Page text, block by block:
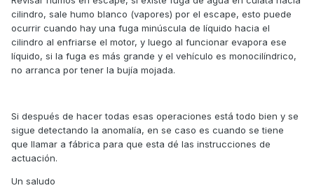
cilindro, sale humo blanco (vapores) por el escape, esto puede
ocurrir cuando hay una fuga minúscula de líquido hacia el
cilindro al enfriarse el motor, y luego al funcionar evapora ese
líquido, si la fuga es más grande y el vehículo es monocilíndrico,
no arranca por tener la bujía mojada.
Si después de hacer todas esas operaciones está todo bien y se
sigue detectando la anomalía, en se caso es cuando se tiene
que llamar a fábrica para que esta dé las instrucciones de
actuación.
Un saludo